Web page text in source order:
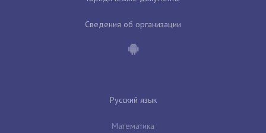
Сведения об организации
Русский язык
Математика